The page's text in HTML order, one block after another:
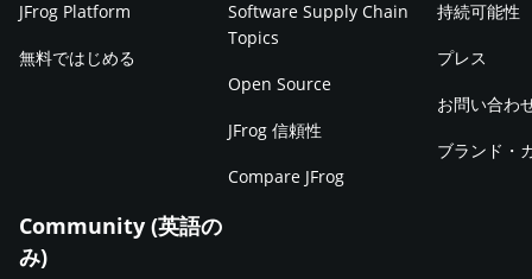
JFrog Platform
無料ではじめる
Software Supply Chain
Topics
Open Source
JFrog 信頼性
Compare JFrog
持続可能性
プレス
お問い合わ
ブランド・
Community (英語の
み)